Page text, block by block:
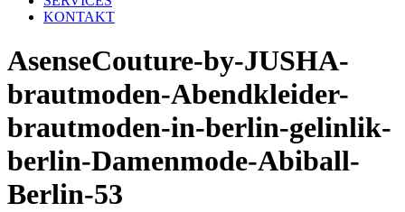
KONTAKT
AsenseCouture-by-JUSHA-
brautmoden-Abendkleider-
brautmoden-in-berlin-gelinlik-
berlin-Damenmode-Abiball-
Berlin-53